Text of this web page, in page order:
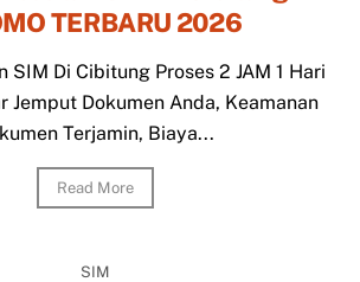
TERBARU 2026
SIM Di Cibitung Proses 2 JAM 1 Hari
Jemput Dokumen Anda, Keamanan
Terjamin, Biaya...
Read More
SIM